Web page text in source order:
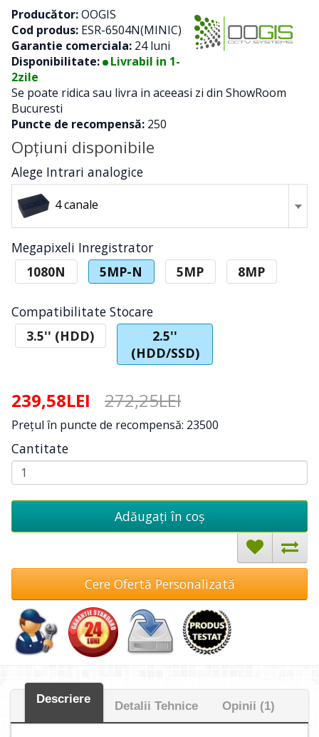
Producător:OOGIS
Cod produs: ESR-6504N(MINIC)
Garantie comerciala: 24 luni
Disponibilitate:
Livrabil in 1-
2zile
Se poate ridica sau livra in aceeasi zi din ShowRoom
Bucuresti
Puncte de recompensă: 250
Opţiuni disponibile
Alege Intrari analogice
4 canale
Megapixeli Inregistrator
1080N
5MP-N 5MP 8MP
Compatibilitate Stocare
3.5'' (HDD)
2.5''
(HDD/SSD)
239,58LEI 272,25LEI
Preţul în puncte de recompensă: 23500
Cantitate
Adăugați în coş
Cere Ofertă Personalizată
Descriere
Detalii Tehnice Opinii (1)